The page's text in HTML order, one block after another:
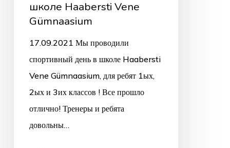
школе Haabersti Vene
Gümnaasium
17.09.2021 Мы проводили
спортивный день в школе Haabersti
Vene Gümnaasium, для ребят 1ых,
2ых и 3их классов ! Все прошло
отлично! Тренеры и ребята
довольны…